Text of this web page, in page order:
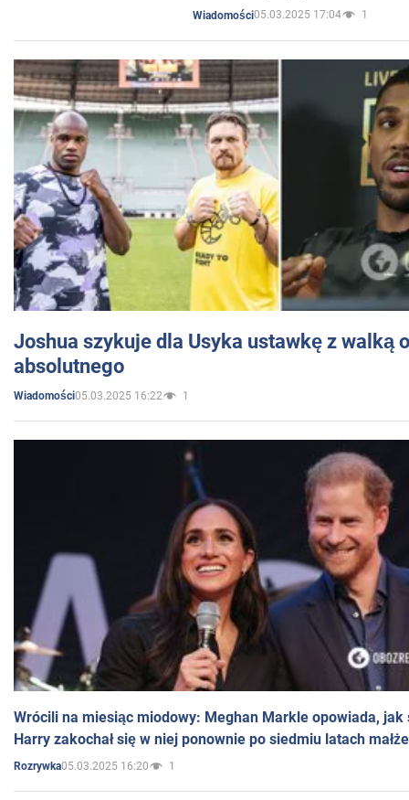
Wiadomości05.03.2025 17:04 1
Joshua szykuje dla Usyka ustawkę z walką
absolutnego
Wiadomości05.03.2025 16:22 1
Wrócili na miesiąc miodowy: Meghan Markle opowiada, jak
Harry zakochał się w niej ponownie po siedmiu latach
Rozrywka05.03.2025 16:20 1